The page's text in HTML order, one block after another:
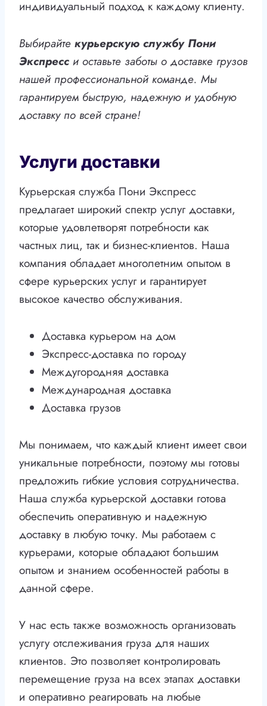
индивидуальный подход к каждому клиенту.
Выбирайте курьерскую службу Пони
Экспресс и оставьте заботы о доставке грузов
нашей профессиональной команде. Мы
гарантируем быструю, надежную и удобную
доставку по всей стране!
Услуги доставки
Курьерская служба Пони Экспресс
предлагает широкий спектр услуг доставки,
которые удовлетворят потребности как
частных лиц, так и бизнес-клиентов. Наша
компания обладает многолетним опытом в
сфере курьерских услуг и гарантирует
высокое качество обслуживания.
Доставка курьером на дом
Экспресс-доставка по городу
Междугородняя доставка
Международная доставка
Доставка грузов
Мы понимаем, что каждый клиент имеет свои
уникальные потребности, поэтому мы готовы
предложить гибкие условия сотрудничества.
Наша служба курьерской доставки готова
обеспечить оперативную и надежную
доставку в любую точку. Мы работаем с
курьерами, которые обладают большим
опытом и знанием особенностей работы в
данной сфере.
У нас есть также возможность организовать
услугу отслеживания груза для наших
клиентов. Это позволяет контролировать
перемещение груза на всех этапах доставки
и оперативно реагировать на любые